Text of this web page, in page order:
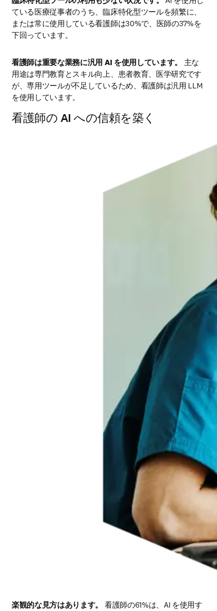
ている医療従事者のうち、臨床特化型ツールを頻繁に、
または常に使用している看護師は30%で、医師の37%を
下回っています。
看護師は重要な業務に汎用 AI を使用しています。
主な
用途は専門教育とスキル向上、患者教育、医学研究です
が、専用ツールが不足しているため、看護師は汎用 LLM
を使用しています。
看護師の AI への信頼を築く
楽観的な見方はあります。
看護師の61%は、AI を使用す